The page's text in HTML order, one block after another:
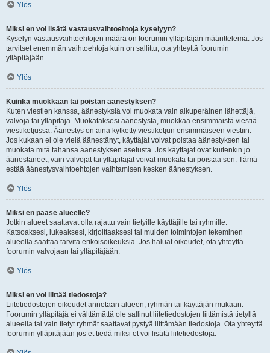
Ylös
Miksi en voi lisätä vastausvaihtoehtoja kyselyyn?
Kyselyn vastausvaihtoehtojen määrä on foorumin ylläpitäjän määrittelemä. Jos
tarvitset enemmän vaihtoehtoja kuin on sallittu, ota yhteyttä foorumin
ylläpitäjään.
Ylös
Kuinka muokkaan tai poistan äänestyksen?
Kuten viestien kanssa, äänestyksiä voi muokata vain alkuperäinen lähettäjä,
valvoja tai ylläpitäjä. Muokataksesi äänestystä, muokkaa ensimmäistä viestiä
viestiketjussa. Äänestys on aina kytketty viestiketjun ensimmäiseen viestiin.
Jos kukaan ei ole vielä äänestänyt, käyttäjät voivat poistaa äänestyksen tai
muokata mitä tahansa äänestyksen asetusta. Jos käyttäjät ovat kuitenkin jo
äänestäneet, vain valvojat tai ylläpitäjät voivat muokata tai poistaa sen. Tämä
estää äänestysvaihtoehtojen vaihtamisen kesken äänestyksen.
Ylös
Miksi en pääse alueelle?
Jotkin alueet saattavat olla rajattu vain tietyille käyttäjille tai ryhmille.
Katsoaksesi, lukeaksesi, kirjoittaaksesi tai muiden toimintojen tekeminen
alueella saattaa tarvita erikoisoikeuksia. Jos haluat oikeudet, ota yhteyttä
foorumin valvojaan tai ylläpitäjään.
Ylös
Miksi en voi liittää tiedostoja?
Liitetiedostojen oikeudet annetaan alueen, ryhmän tai käyttäjän mukaan.
Foorumin ylläpitäjä ei välttämättä ole sallinut liitetiedostojen liittämistä tietyllä
alueella tai vain tietyt ryhmät saattavat pystyä liittämään tiedostoja. Ota yhteyttä
foorumin ylläpitäjään jos et tiedä miksi et voi lisätä liitetiedostoja.